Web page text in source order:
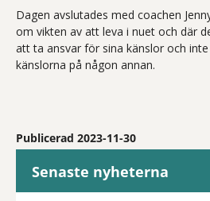
Dagen avslutades med coachen
om vikten av att leva i nuet och där
att ta ansvar för sina känslor och
känslorna på någon annan.
Publicerad 2023-11-30
Senaste nyheterna